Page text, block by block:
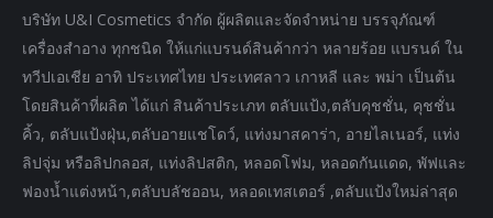
in
new
window
new
windowwindow
บริษัท U&I Cosmetics จำกัด ผู้ผลิตและจัดจำหน่าย บรรจุภัณฑ์
เครื่องสำอาง ทุกชนิด ให้แก่แบรนด์สินค้ากว่า หลายร้อย แบรนด์ ใน
ทวีปเอเชีย อาทิ ประเทศไทย ประเทศลาว เกาหลี และ พม่า เป็นต้น
โดยสินค้าที่ผลิต ได้แก่ สินค้าประเภท ตลับแป้ง,ตลับคุชชั่น, คุชชั่น
คิ้ว, ตลับแป้งฝุ่น,ตลับอายแชโดว์, แท่งมาสคาร่า, อายไลเนอร์, แท่ง
ลิปจุ่ม หรือลิปกลอส, แท่งลิปสติก, หลอดโฟม, หลอดกันแดด, พัฟและ
ฟองน้ำแต่งหน้า,ตลับบลัชออน, หลอดเทสเตอร์ ,ตลับแป้งใหม่ล่าสุด